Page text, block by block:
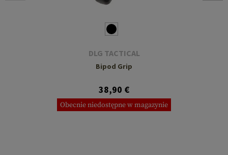
DLG TACTICAL
Bipod Grip
38,90 €
Obecnie niedostępne w magazynie